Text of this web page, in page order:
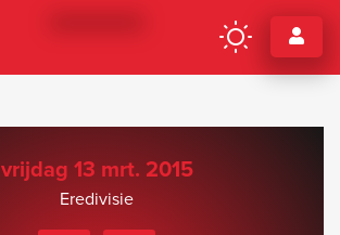
vrijdag 13 mrt. 2015
Eredivisie